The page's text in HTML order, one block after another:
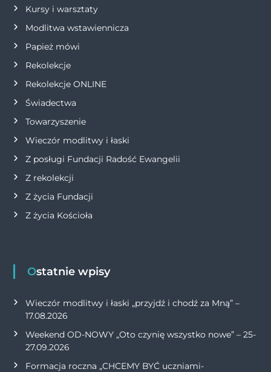
Kursy i warsztaty
Modlitwa wstawiennicza
Papież mówi
Rekolekcje
Rekolekcje ONLINE
Świadectwa
Towarzyszenie
Wieczór modlitwy i łaski
Z posługi Fundacji Radość Ewangelii
Z rekolekcji
Z życia Fundacji
Z życia Kościoła
Ostatnie wpisy
Wieczór modlitwy i łaski „przyjdź i chodź za Mną” –
17.08.2026
Weekend OD-NOWY „Oto czynię wszystko nowe” – 25-
27.09.2026
Formacja roczna „CHCEMY BYĆ uczniami-